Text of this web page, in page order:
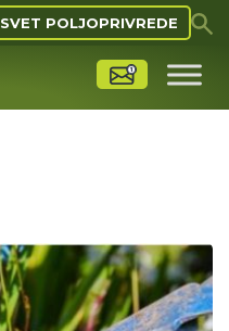
SVET POLJOPRIVREDE